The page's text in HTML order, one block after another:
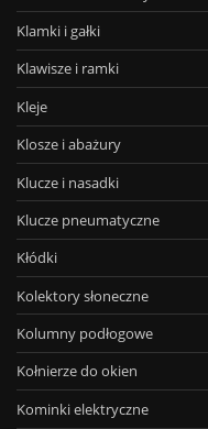
Klamki i gałki
Klawisze i ramki
Kleje
Klosze i abażury
Klucze i nasadki
Klucze pneumatyczne
Kłódki
Kolektory słoneczne
Kolumny podłogowe
Kołnierze do okien
Kominki elektryczne